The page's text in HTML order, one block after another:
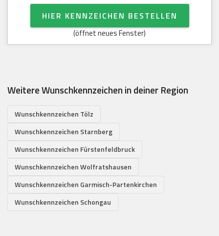
HIER KENNZEICHEN BESTELLEN
(öffnet neues Fenster)
Weitere Wunschkennzeichen in deiner Region
Wunschkennzeichen Tölz
Wunschkennzeichen Starnberg
Wunschkennzeichen Fürstenfeldbruck
Wunschkennzeichen Wolfratshausen
Wunschkennzeichen Garmisch-Partenkirchen
Wunschkennzeichen Schongau